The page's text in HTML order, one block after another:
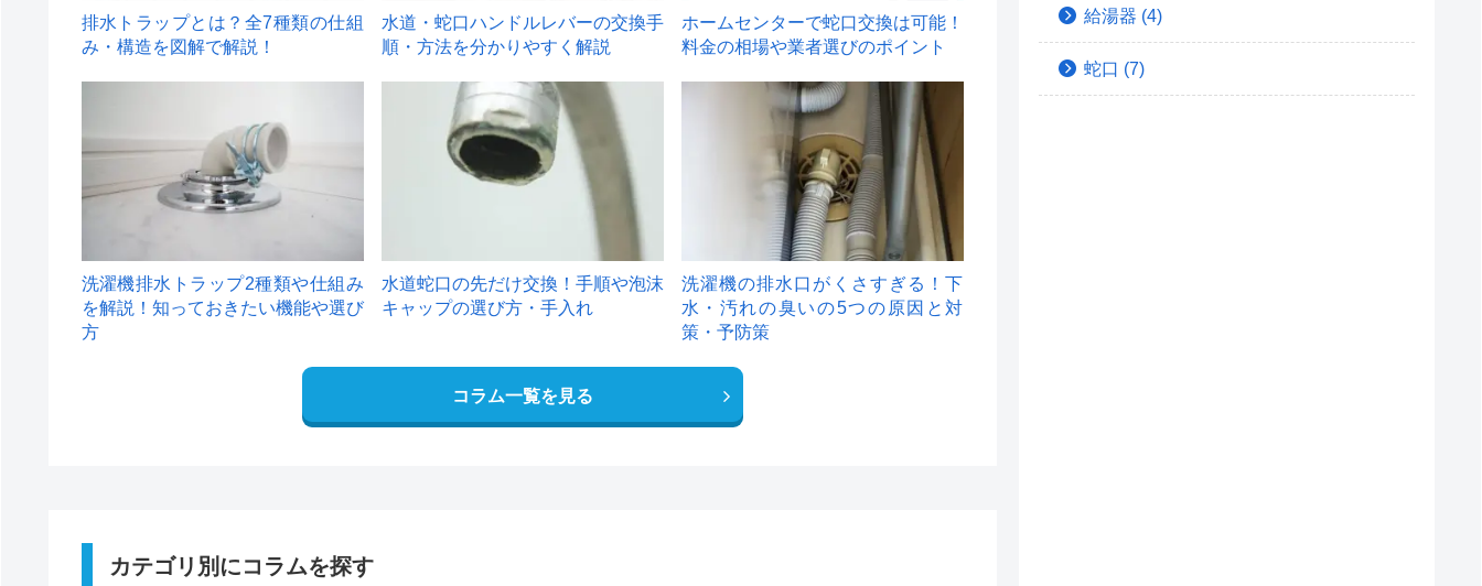
排水トラップとは？全7種類の仕組
み・構造を図解で解説！
水道・蛇口ハンドルレバーの交換手
順・方法を分かりやすく解説
ホームセンターで蛇口交換は可能！
料金の相場や業者選びのポイント
洗濯機排水トラップ2種類や仕組み
を解説！知っておきたい機能や選び
方
水道蛇口の先だけ交換！手順や泡沫
キャップの選び方・手入れ
洗濯機の排水口がくさすぎる！下
水・汚れの臭いの5つの原因と対
策・予防策
コラム一覧を見る
カテゴリ別にコラムを探す
給湯器 (4)
蛇口 (7)